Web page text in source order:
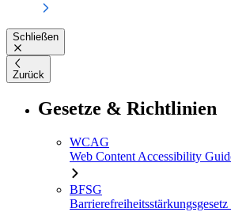
Schließen
Zurück
Gesetze & Richtlinien
WCAG
Web Content Accessibility
BFSG